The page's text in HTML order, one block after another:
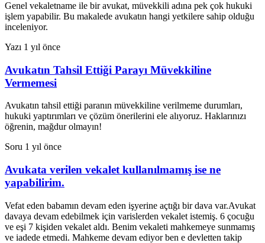
Genel vekaletname ile bir avukat, müvekkili adına pek çok hukuki
işlem yapabilir. Bu makalede avukatın hangi yetkilere sahip olduğu
inceleniyor.
Yazı 1 yıl önce
Avukatın Tahsil Ettiği Parayı Müvekkiline
Vermemesi
Avukatın tahsil ettiği paranın müvekkiline verilmeme durumları,
hukuki yaptırımları ve çözüm önerilerini ele alıyoruz. Haklarınızı
öğrenin, mağdur olmayın!
Soru 1 yıl önce
Avukata verilen vekalet kullanılmamış ise ne
yapabilirim.
Vefat eden babamın devam eden işyerine açtığı bir dava var.Avukat
davaya devam edebilmek için varislerden vekalet istemiş. 6 çocuğu
ve eşi 7 kişiden vekalet aldı. Benim vekaleti mahkemeye sunmamış
ve iadede etmedi. Mahkeme devam ediyor ben e devletten takip